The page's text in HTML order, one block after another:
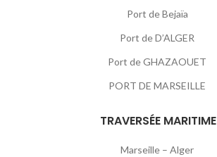
Port de Bejaïa
Port de D’ALGER
Port de GHAZAOUET
PORT DE MARSEILLE
TRAVERSÉE MARITIME
Marseille – Alger